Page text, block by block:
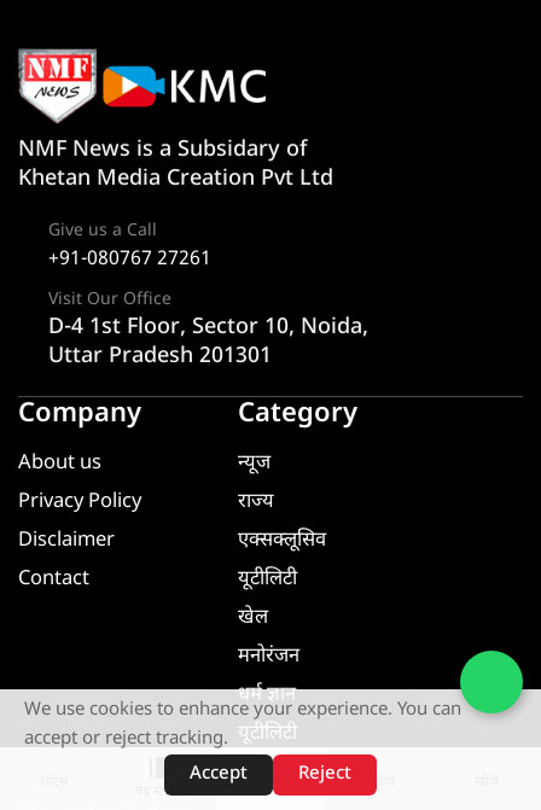
वेब स्टोरीज़
NMF News is a Subsidary of
Khetan Media Creation Pvt Ltd
Give us a Call
+91-080767 27261
Visit Our Office
D-4 1st Floor, Sector 10, Noida,
Uttar Pradesh 201301
Company
About us
Privacy Policy
Disclaimer
Contact
Category
न्यूज
राज्य
एक्सक्लूसिव
यूटीलिटी
खेल
मनोरंजन
धर्म ज्ञान
यूटीलिटी
We use cookies to enhance your experience. You can
accept or reject tracking.
Accept
Reject